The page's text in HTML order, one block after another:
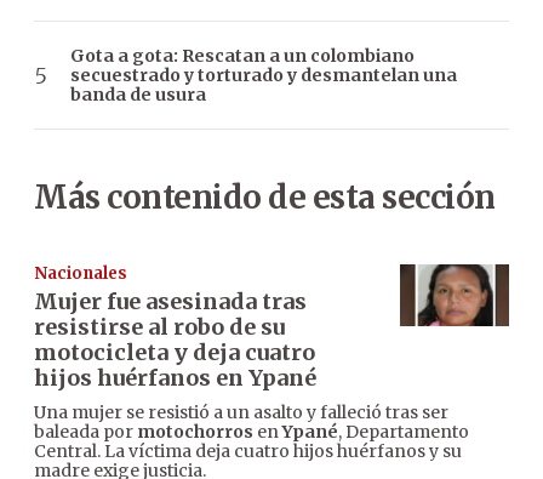
Gota a gota: Rescatan a un colombiano
secuestrado y torturado y desmantelan una
banda de usura
Más contenido de esta sección
Nacionales
Mujer fue asesinada tras
resistirse al robo de su
motocicleta y deja cuatro
hijos huérfanos en Ypané
Una mujer se resistió a un asalto y falleció tras ser
baleada por motochorros enYpané, Departamento
Central. La víctima deja cuatro hijos huérfanos y su
madre exige justicia.